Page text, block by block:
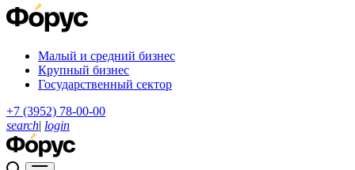
Малый и средний бизнес
Крупный бизнес
Государственный сектор
+7 (3952) 78-00-00
search| login